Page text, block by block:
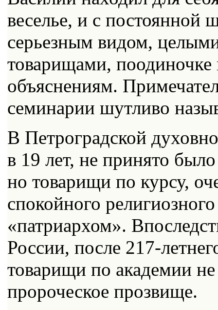
веселье, и с постоянной
серьезным видом,
товарищами,
объяснениям.
семинарии шутливо
В Петроградской
в 19 лет, не принято
но товарищи по курсу,
спокойного
«патриархом».
России, после 217-
товарищи по академии
пророческое прозвище.